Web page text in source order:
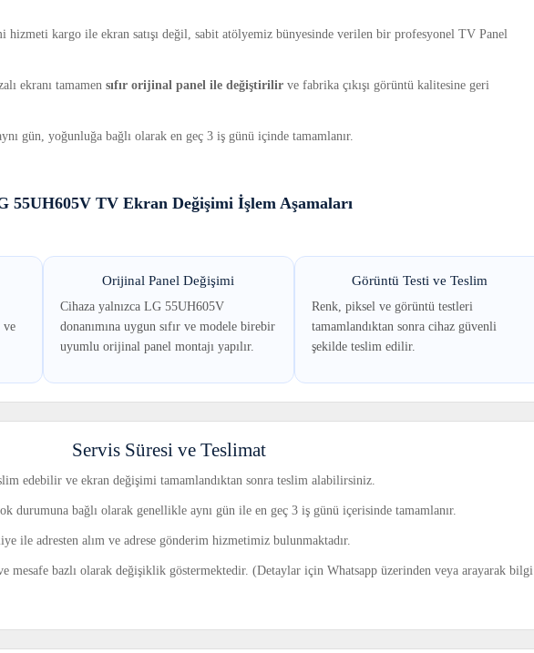
kargo ile ekran satışı değil, sabit atölyemiz bünyesinde verilen bir profesyonel TV Panel
ekranı tamamen sıfır orijinal panel ile değiştirilir ve fabrika çıkışı görüntü kalitesine geri
gün, yoğunluğa bağlı olarak en geç 3 iş günü içinde tamamlanır.
55UH605V TV Ekran Değişimi İşlem Aşamaları
ve
Orijinal Panel Değişimi
Cihaza yalnızca LG 55UH605V
donanımına uygun sıfır ve modele birebir
uyumlu orijinal panel montajı yapılır.
Görüntü Testi ve Teslim
Renk, piksel ve görüntü testleri
tamamlandıktan sonra cihaz güvenli
şekilde teslim edilir.
Servis Süresi ve Teslimat
edebilir ve ekran değişimi tamamlandıktan sonra teslim alabilirsiniz.
durumuna bağlı olarak genellikle aynı gün ile en geç 3 iş günü içerisinde tamamlanır.
ile adresten alım ve adrese gönderim hizmetimiz bulunmaktadır.
bazlı olarak değişiklik göstermektedir. (Detaylar için Whatsapp üzerinden veya arayarak bilgi